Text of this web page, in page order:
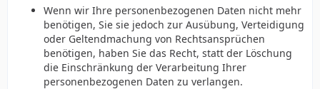
Wenn wir Ihre personenbezogenen Daten nicht mehr
benötigen, Sie sie jedoch zur Ausübung, Verteidigung
oder Geltendmachung von Rechtsansprüchen
benötigen, haben Sie das Recht, statt der Löschung
die Einschränkung der Verarbeitung Ihrer
personenbezogenen Daten zu verlangen.